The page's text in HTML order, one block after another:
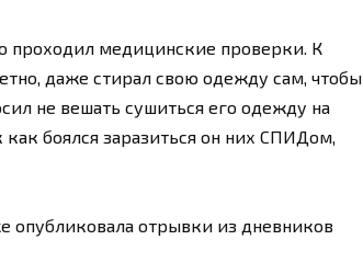
проходил медицинские проверки. К
даже стирал свою одежду сам, чтобы
не вешать сушиться его одежду на
боялся заразиться он них СПИДом,
опубликовала отрывки из дневников